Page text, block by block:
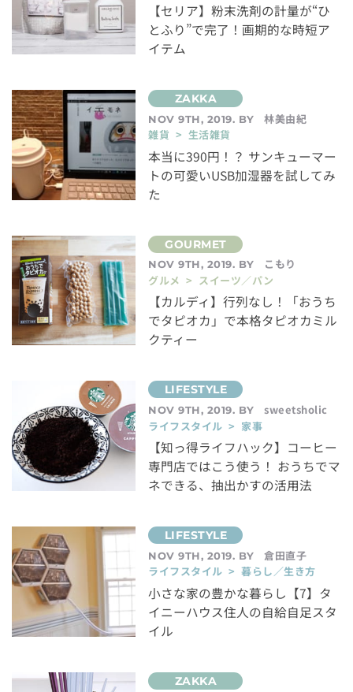
【セリア】粉末洗剤の計量が“ひ
とふり”で完了！画期的な時短ア
イテム
NOV 9TH, 2019. BY
林美由紀
雑貨 > 生活雑貨
本当に390円！？ サンキューマー
トの可愛いUSB加湿器を試してみ
た
NOV 9TH, 2019. BY
こもり
グルメ > スイーツ／パン
【カルディ】行列なし！「おうち
でタピオカ」で本格タピオカミル
クティー
NOV 9TH, 2019. BY
sweetsholic
ライフスタイル > 家事
【知っ得ライフハック】コーヒー
専門店ではこう使う！ おうちでマ
ネできる、抽出かすの活用法
NOV 9TH, 2019. BY
倉田直子
ライフスタイル > 暮らし／生き方
小さな家の豊かな暮らし【7】タ
イニーハウス住人の自給自足スタ
イル